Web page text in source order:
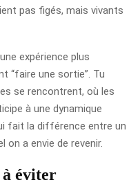
pas figés, mais vivants
expérience plus
“faire une sortie”. Tu
se rencontrent, où les
à une dynamique
fait la différence entre un
on a envie de revenir.
éviter